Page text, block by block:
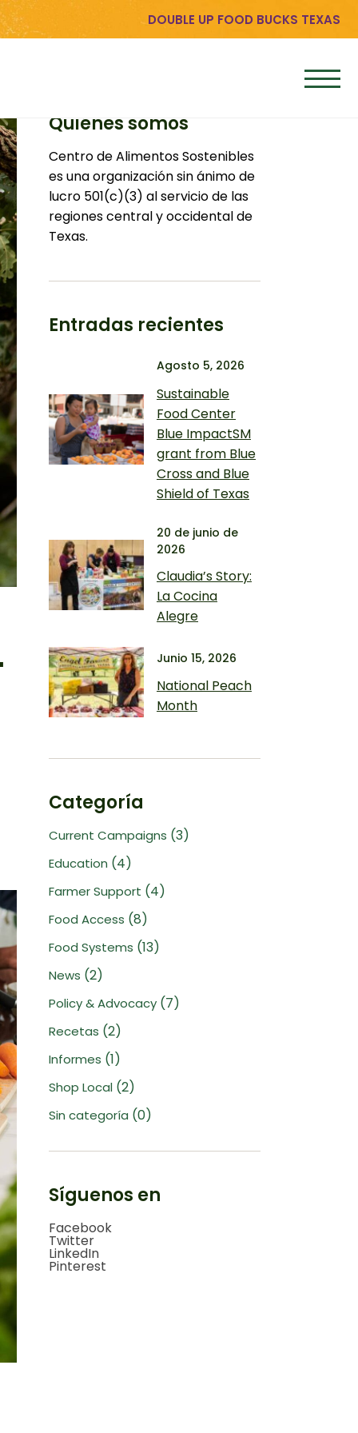
DOUBLE UP FOOD BUCKS TEXAS
Quiénes somos
Centro de Alimentos Sostenibles
es una organización sin ánimo de
lucro 501(c)(3) al servicio de las
regiones central y occidental de
Texas.
Entradas recientes
Agosto 5, 2026
Sustainable
Food Center
Blue ImpactSM
grant from Blue
Cross and Blue
Shield of Texas
20 de junio de
2026
Claudia’s Story:
La Cocina
Alegre
Junio 15, 2026
National Peach
Month
Categoría
Current Campaigns (3)
Education (4)
Farmer Support (4)
Food Access (8)
Food Systems (13)
News (2)
Policy & Advocacy (7)
Recetas (2)
Informes (1)
Shop Local (2)
Sin categoría (0)
Síguenos en
Facebook
Twitter
LinkedIn
Pinterest